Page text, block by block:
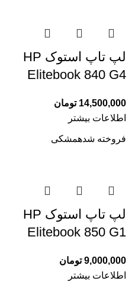
لپ تاپ استوک HP
Elitebook 840 G4
14,500,000 تومان
اطلاعات بیشتر
فروخته شدهمشکی
لپ تاپ استوک HP
Elitebook 850 G1
9,000,000 تومان
اطلاعات بیشتر